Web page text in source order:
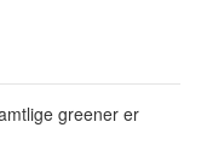
greener er